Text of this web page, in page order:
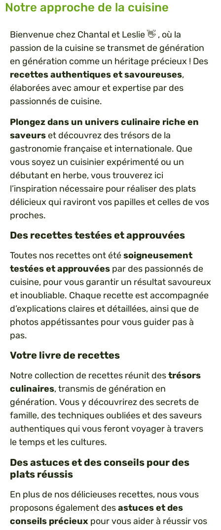
Notre approche de la cuisine
Bienvenue chez Chantal et Leslie 👋 , où la
passion de la cuisine se transmet de génération
en génération comme un héritage précieux ! Des
recettes authentiques et savoureuses,
élaborées avec amour et expertise par des
passionnés de cuisine.
Plongez dans un univers culinaire riche en
saveurset découvrez des trésors de la
gastronomie française et internationale. Que
vous soyez un cuisinier expérimenté ou un
débutant en herbe, vous trouverez ici
l’inspiration nécessaire pour réaliser des plats
délicieux qui raviront vos papilles et celles de vos
proches.
Des recettes testées et approuvées
Toutes nos recettes ont étésoigneusement
testées et approuvées par des passionnés de
cuisine, pour vous garantir un résultat savoureux
et inoubliable. Chaque recette est accompagnée
d’explications claires et détaillées, ainsi que de
photos appétissantes pour vous guider pas à
pas.
Votre livre de recettes
Notre collection de recettes réunit destrésors
culinaires, transmis de génération en
génération. Vous y découvrirez des secrets de
famille, des techniques oubliées et des saveurs
authentiques qui vous feront voyager à travers
le temps et les cultures.
Des astuces et des conseils pour des
plats réussis
En plus de nos délicieuses recettes, nous vous
proposons également desastuces et des
conseils précieux pour vous aider à réussir vos